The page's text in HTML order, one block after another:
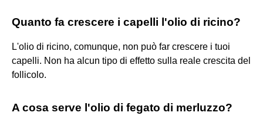
Quanto fa crescere i capelli l'olio di ricino?
L'olio di ricino, comunque, non può far crescere i tuoi
capelli. Non ha alcun tipo di effetto sulla reale crescita del
follicolo.
A cosa serve l'olio di fegato di merluzzo?